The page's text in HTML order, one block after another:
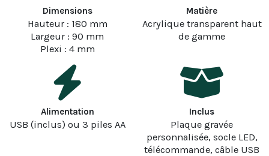
Dimensions
Hauteur : 180 mm
Largeur : 90 mm
Plexi : 4 mm
Matière
Acrylique transparent haut
de gamme
Alimentation
USB (inclus) ou 3 piles AA
Inclus
Plaque gravée
personnalisée, socle LED,
télécommande, câble USB